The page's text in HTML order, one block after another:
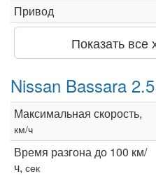
Привод
Показать все
Nissan Bassara
Максимальная скорость,
км/ч
Время разгона до 100 км/
ч, сек